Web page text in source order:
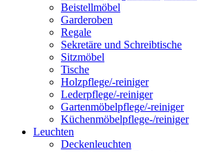
Beistellmöbel
Garderoben
Regale
Sekretäre und Schreibtische
Sitzmöbel
Tische
Holzpflege/-reiniger
Lederpflege/-reiniger
Gartenmöbelpflege/-reiniger
Küchenmöbelpflege-/reiniger
Leuchten
Deckenleuchten